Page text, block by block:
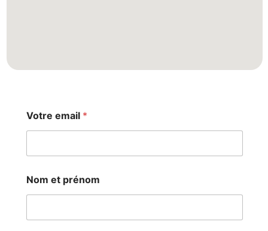
Votre email *
Nom et prénom